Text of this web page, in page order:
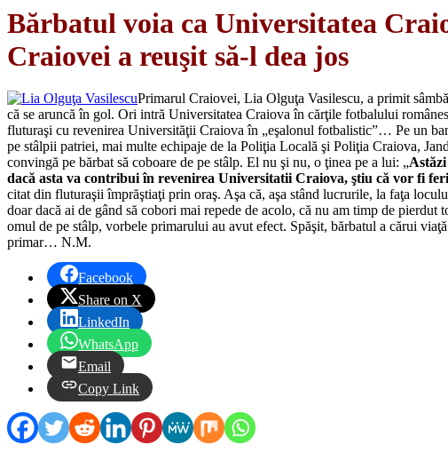
Bărbatul voia ca Universitatea
Craiovei a reuşit să-l dea jos
Primarul Craiovei, Lia Olguţa Vasilescu, a primit
că se aruncă în gol. Ori intră Universitatea Craiova în cărţile fotbalului
fluturaşi cu revenirea Universităţii Craiova în „eşalonul fotbalistic”… Pe un
pe stâlpii patriei, mai multe echipaje de la Poliţia Locală şi Poliţia Craiova,
convingă pe bărbat să coboare de pe stâlp. El nu şi nu, o ţinea pe a lui: „
dacă asta va contribui în revenirea Universitatii Craiova, ştiu că vor fi
citat din fluturaşii împrăştiaţi prin oraş. Aşa că, aşa stând lucrurile, la faţa
doar dacă ai de gând să cobori mai repede de acolo, că nu am timp de
omul de pe stâlp, vorbele primarului au avut efect. Spăşit, bărbatul a cărui
primar… N.M.
Facebook
Share on X
LinkedIn
WhatsApp
Email
Copy Link